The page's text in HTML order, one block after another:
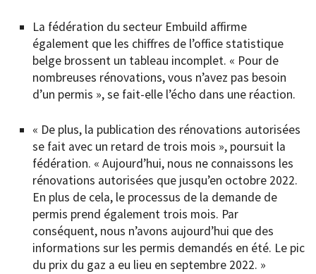
La fédération du secteur Embuild affirme
également que les chiffres de l’office statistique
belge brossent un tableau incomplet. « Pour de
nombreuses rénovations, vous n’avez pas besoin
d’un permis », se fait-elle l’écho dans une réaction.
« De plus, la publication des rénovations autorisées
se fait avec un retard de trois mois », poursuit la
fédération. « Aujourd’hui, nous ne connaissons les
rénovations autorisées que jusqu’en octobre 2022.
En plus de cela, le processus de la demande de
permis prend également trois mois. Par
conséquent, nous n’avons aujourd’hui que des
informations sur les permis demandés en été. Le pic
du prix du gaz a eu lieu en septembre 2022. »